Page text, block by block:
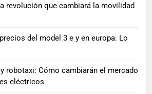
revolución que cambiará la movilidad
del model 3 e y en europa: Lo
robotaxi: Cómo cambiarán el mercado
eléctricos